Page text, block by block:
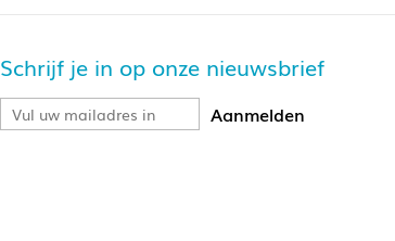
Schrijf je in op onze nieuwsbrief